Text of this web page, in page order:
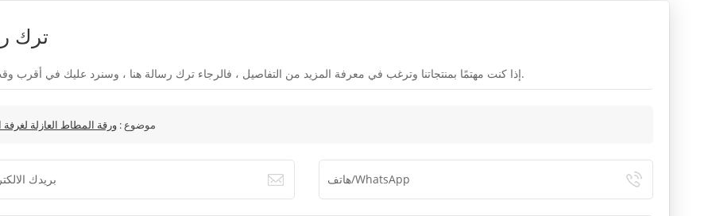
ترك
إذا كنت مهتمًا بمنتجاتنا وترغب في معرفة المزيد من التفاصيل ، فالرجاء ترك رسالة هنا ، وسنرد عليك في أقرب وقت ممكن.
موضوع : ورقة المطاط العازلة لغرفة